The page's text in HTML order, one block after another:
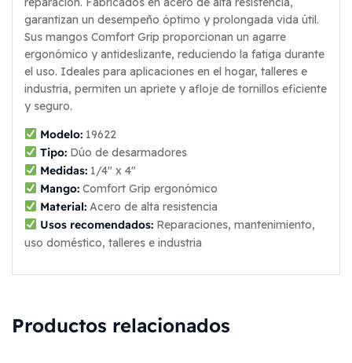
garantizan un desempeño óptimo y prolongada vida útil.
Sus mangos Comfort Grip proporcionan un agarre
ergonómico y antideslizante, reduciendo la fatiga durante
el uso. Ideales para aplicaciones en el hogar, talleres e
industria, permiten un apriete y afloje de tornillos eficiente
y seguro.
Modelo:19622
Tipo:Dúo de desarmadores
Medidas:1/4″ x 4″
Mango:Comfort Grip ergonómico
Material:Acero de alta resistencia
Usos recomendados:Reparaciones, mantenimiento,
uso doméstico, talleres e industria
Productos relacionados